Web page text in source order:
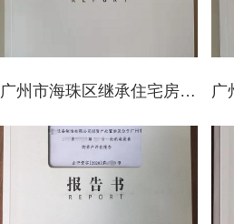
广州市海珠区继承住宅房地产价值评估方案